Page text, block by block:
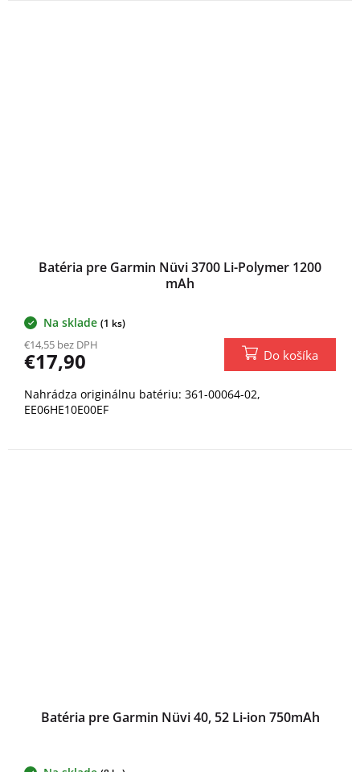
Batéria pre Garmin Nüvi 3700 Li-Polymer 1200
mAh
Na sklade (1 ks)
€14,55 bez DPH
€17,90 Do košíka
Nahrádza originálnu batériu: 361-00064-02,
EE06HE10E00EF
Batéria pre Garmin Nüvi 40, 52 Li-ion 750mAh